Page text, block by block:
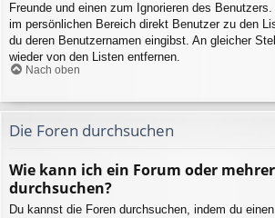
Freunde und einen zum Ignorieren des
im persönlichen Bereich direkt Benutzer zu den
du deren Benutzernamen eingibst. An gleicher
wieder von den Listen entfernen.
Nach oben
Die Foren durchsuchen
Wie kann ich ein Forum oder
durchsuchen?
Du kannst die Foren durchsuchen, indem du